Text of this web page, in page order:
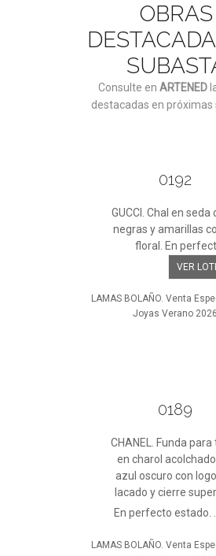
OBRAS
Consulte en ARTENED
destacadas en próximas
0192
GUCCI. Chal en seda
negras y amarillas
floral. En
VER
LAMAS BOLAÑO. Venta
Joyas Verano 2026
0189
CHANEL. Funda para
en charol
azul oscuro con
lacado y cierre
En perfecto estado. ...
LAMAS BOLAÑO. Venta